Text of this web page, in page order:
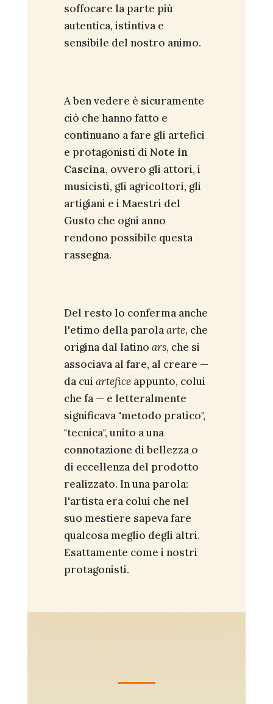
soffocare la parte più
autentica, istintiva e
sensibile del nostro animo.
A ben vedere è sicuramente
ciò che hanno fatto e
continuano a fare gli artefici
e protagonisti di Note in
Cascina, ovvero gli attori, i
musicisti, gli agricoltori, gli
artigiani e i Maestri del
Gusto che ogni anno
rendono possibile questa
rassegna.
Del resto lo conferma anche
l'etimo della parolaarte, che
origina dal latino ars, che si
associava al fare, al creare —
da cui arteficeappunto, colui
che fa — e letteralmente
significava "metodo pratico",
"tecnica", unito a una
connotazione di bellezza o
di eccellenza del prodotto
realizzato. In una parola:
l'artista era colui che nel
suo mestiere sapeva fare
qualcosa meglio degli altri.
Esattamente come i nostri
protagonisti.